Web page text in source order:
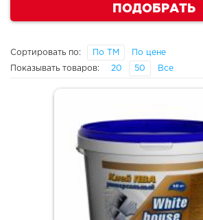
ПОДОБРАТЬ
Сортировать по: По ТМ По цене
Показывать товаров: 20 50 Все